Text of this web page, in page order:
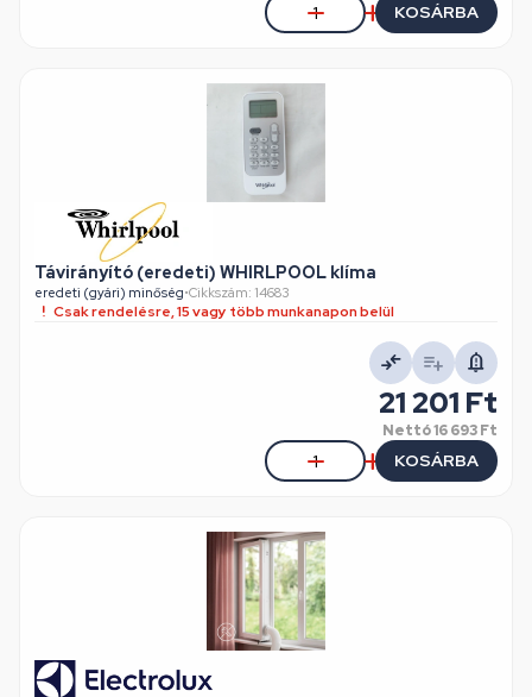
KOSÁRBA
Távirányító (eredeti) WHIRLPOOL klíma
eredeti (gyári) minőség•Cikkszám: 14683
Csak rendelésre, 15 vagy több munkanapon belül
21 201 Ft
Nettó16 693 Ft
KOSÁRBA